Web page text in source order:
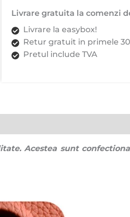
Livrare gratuita la comenzi
Livrare la easybox!
Retur gratuit in primele
Pretul include TVA
Acestea sunt